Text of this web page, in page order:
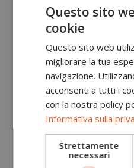
Questo sito
cookie
Questo sito web
migliorare la tua
navigazione.
acconsenti a tutti i
con la nostra policy
Informativa sulla
Strettamente
necessari